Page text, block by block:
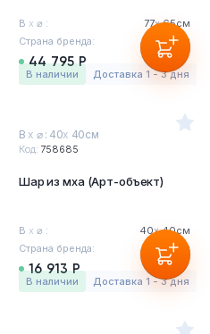
В х ⌀ : 77х65см
Страна бренда:
Бельгия
44 795 Р
в наличии Доставка 1 - 3 дня
В х ⌀ : 40х 40см
Код: 758685
Шар из мха (Арт-объект)
В х ⌀ : 40х40см
Страна бренда:
Бельгия
16 913 Р
в наличии Доставка 1 - 3 дня